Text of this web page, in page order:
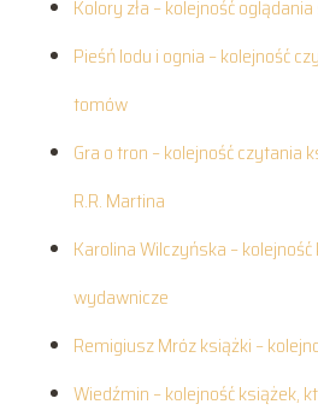
Kolory zła – kolejność
Pieśń lodu i ognia – kolejność
tomów
Gra o tron – kolejność czytania
R.R. Martina
Karolina Wilczyńska –
wydawnicze
Remigiusz Mróz książki –
Wiedźmin – kolejność książek,